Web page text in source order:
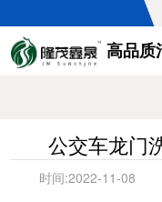
高品质
公交车龙门
时间:2022-11-08